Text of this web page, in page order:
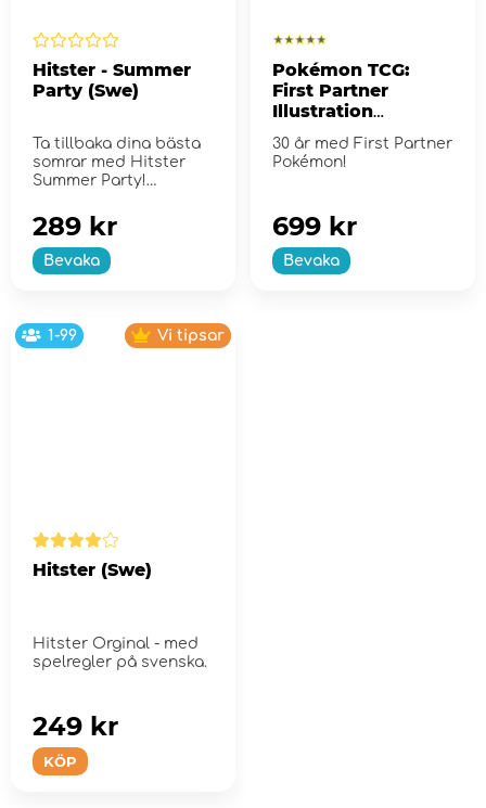
Hitster - Summer
Party (Swe)
Ta tillbaka dina bästa
somrar med Hitster
Summer Party!
Bevaka
289 kr
Pokémon TCG:
First Partner
Illustration
Collection - Series
2
30 år med First Partner
Pokémon!
Bevaka
699 kr
1-99 Vi tipsar
Hitster (Swe)
Hitster Orginal - med
spelregler på svenska.
KÖP
249 kr